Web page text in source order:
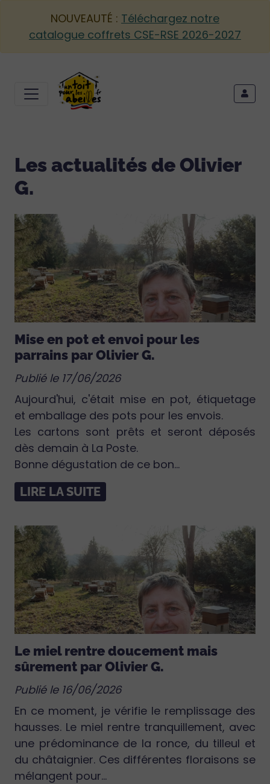
NOUVEAUTÉ : Téléchargez notre
catalogue coffrets CSE-RSE 2026-2027
Les actualités de Olivier
G.
Mise en pot et envoi pour les
parrains par Olivier G.
Publié le 17/06/2026
Aujourd'hui, c'était mise en pot, étiquetage
et emballage des pots pour les envois.
Les cartons sont prêts et seront déposés
dès demain à La Poste.
Bonne dégustation de ce bon...
LIRE LA SUITE
Le miel rentre doucement mais
sûrement par Olivier G.
Publié le 16/06/2026
En ce moment, je vérifie le remplissage des
hausses. Le miel rentre tranquillement, avec
une prédominance de la ronce, du tilleul et
du châtaignier. Ces différentes floraisons se
mélangent pour...